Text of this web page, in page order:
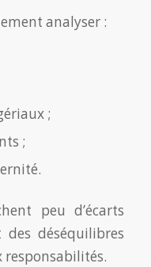
analyser :
;
;
peu d’écarts
des déséquilibres
responsabilités.